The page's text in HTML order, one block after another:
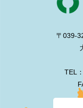
〒039-
TEL